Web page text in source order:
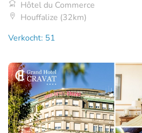
Hôtel du Commerce
Houffalize (32km)
Verkocht: 51